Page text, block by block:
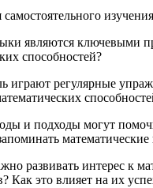
являются ключевыми
способностей?
играют регулярные
и подходы могут
развивать интерес к
Как это влияет на их